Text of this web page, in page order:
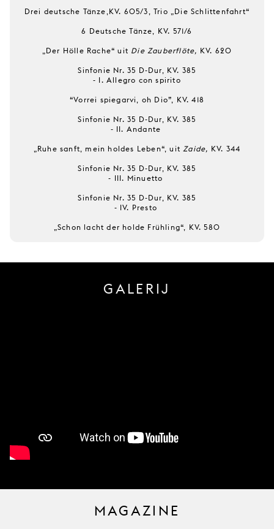
Drei deutsche Tänze,KV. 605/3, Trio „Die Schlittenfahrt“
6 Deutsche Tänze, KV. 571/6
„Der Hölle Rache“ uit Die Zauberflöte, KV. 620
Sinfonie Nr. 35 D-Dur, KV. 385
- I. Allegro con spirito
“Vorrei spiegarvi, oh Dio”, KV. 418
Sinfonie Nr. 35 D-Dur, KV. 385
- II. Andante
„Ruhe sanft, mein holdes Leben“, uitZaide, KV. 344
Sinfonie Nr. 35 D-Dur, KV. 385
- III. Minuetto
Sinfonie Nr. 35 D-Dur, KV. 385
- IV. Presto
„Schon lacht der holde Frühling“, KV. 580
GALERIJ
MAGAZINE